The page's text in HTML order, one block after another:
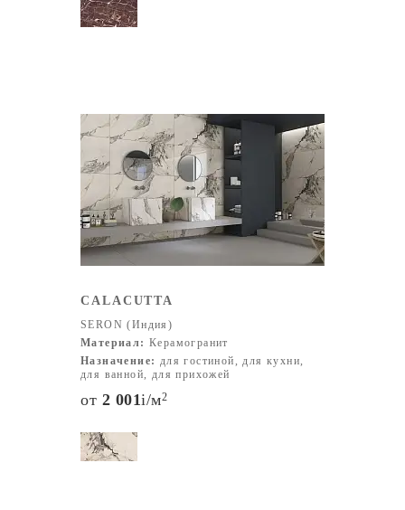
CALACUTTA
SERON (Индия)
Материал: Керамогранит
Назначение: для гостиной, для кухни,
для ванной, для прихожей
от 2 001i/м2